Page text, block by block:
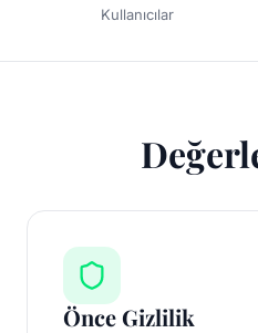
Kullanıcılar
Önce Gizlilik